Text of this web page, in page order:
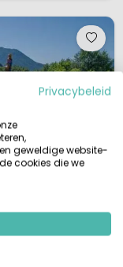
Privacybeleid
geweldige website-
cookies die we